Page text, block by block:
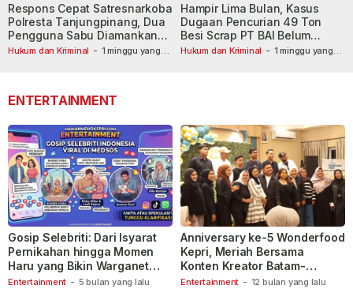
Hukum dan Kriminal - 1 minggu yang
Respons Cepat Satresnarkoba
Polresta Tanjungpinang, Dua
Pengguna Sabu Diamankan
Usai Dilaporkan ke Call Center
Hukum dan Kriminal - 1 minggu yang
Hampir Lima Bulan, Kasus
Dugaan Pencurian 49 Ton
Besi Scrap PT BAI Belum
Tetapkan Tersangka
ENTERTAINMENT
Entertainment - 5 bulan yang lalu
Gosip Selebriti: Dari Isyarat
Pernikahan hingga Momen
Haru yang Bikin Warganet
Berspekulasi
Entertainment - 12 bulan yang lalu
Anniversary ke-5 Wonderfood
Kepri, Meriah Bersama
Konten Kreator Batam-
Tanjungpinang